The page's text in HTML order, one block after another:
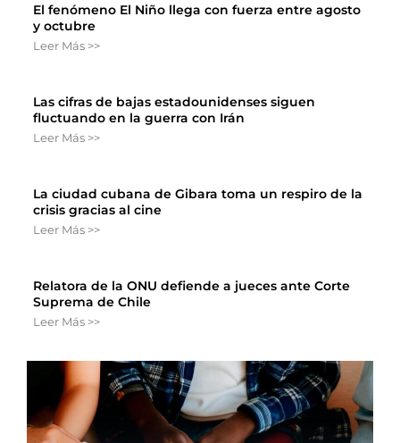
El fenómeno El Niño llega con fuerza entre agosto
y octubre
Leer Más >>
Las cifras de bajas estadounidenses siguen
fluctuando en la guerra con Irán
Leer Más >>
La ciudad cubana de Gibara toma un respiro de la
crisis gracias al cine
Leer Más >>
Relatora de la ONU defiende a jueces ante Corte
Suprema de Chile
Leer Más >>